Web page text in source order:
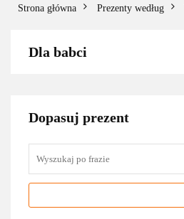
Strona główna Prezenty według
Dla babci
Dopasuj prezent